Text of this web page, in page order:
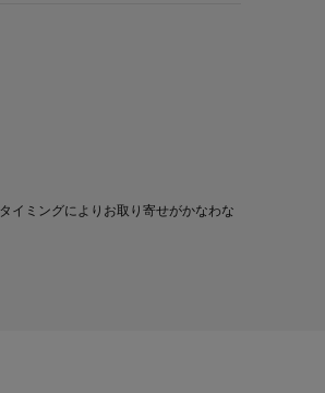
イミングによりお取り寄せがかなわな